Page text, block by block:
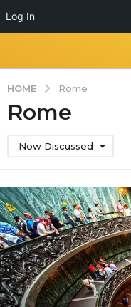
Log In
HOME Rome
Rome
Now Discussed